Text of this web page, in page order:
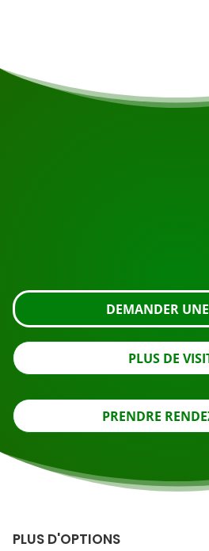
DEMANDER
PLUS DE
PRENDRE
PLUS D'OPTIONS